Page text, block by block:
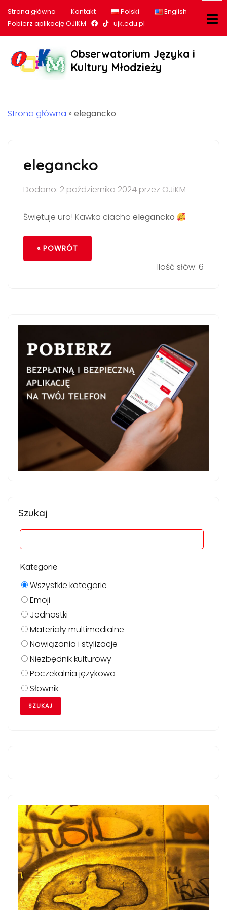
Strona główna Kontakt Polski
English
Pobierz aplikację OJiKM
Nasz profil na Facebook
Nasz profil na tiktok
ujk.edu.pl
Obserwatorium Języka i
Kultury Młodzieży
Strona główna » elegancko
elegancko
Dodano: 2 października 2024 przez OJiKM
Świętuje uro! Kawka ciacho elegancko
« POWRÓT
Ilość słów: 6
Szukaj
Kategorie
Wszystkie kategorie
Emoji
Jednostki
Materiały multimedialne
Nawiązania i stylizacje
Niezbędnik kulturowy
Poczekalnia językowa
Słownik